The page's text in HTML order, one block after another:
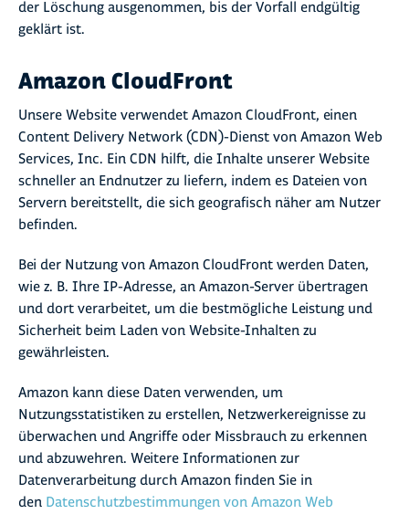
der Löschung ausgenommen, bis der Vorfall endgültig
geklärt ist.
Amazon CloudFront
Unsere Website verwendet Amazon CloudFront, einen
Content Delivery Network (CDN)-Dienst von Amazon Web
Services, Inc. Ein CDN hilft, die Inhalte unserer Website
schneller an Endnutzer zu liefern, indem es Dateien von
Servern bereitstellt, die sich geografisch näher am Nutzer
befinden.
Bei der Nutzung von Amazon CloudFront werden Daten,
wie z. B. Ihre IP-Adresse, an Amazon-Server übertragen
und dort verarbeitet, um die bestmögliche Leistung und
Sicherheit beim Laden von Website-Inhalten zu
gewährleisten.
Amazon kann diese Daten verwenden, um
Nutzungsstatistiken zu erstellen, Netzwerkereignisse zu
überwachen und Angriffe oder Missbrauch zu erkennen
und abzuwehren. Weitere Informationen zur
Datenverarbeitung durch Amazon finden Sie in
den Datenschutzbestimmungen von Amazon Web